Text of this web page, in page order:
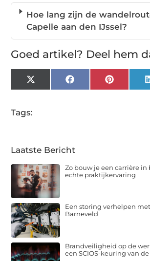
Hoe lang zijn de
Capelle aan den IJssel?
Goed artikel? Deel hem
X
(Twitter)
Facebook
Tags:
Laatste Bericht
Zo bouw je een carrière
echte praktijkervaring
Een storing verhelpen
Barneveld
Brandveiligheid op de
een SCIOS-keuring van